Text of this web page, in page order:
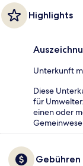
Highlights
Unterkunft
Diese
für
einen oder
Gebühren